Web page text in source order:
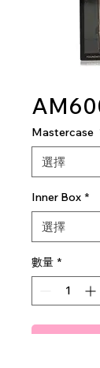
Mastercase
Inner Box *
數量 *